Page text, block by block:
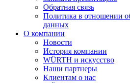
Обратная связь
Политика в отношении
данных
О компании
Новости
История компании
WÜRTH и искусство
Наши партнеры
Клиентам о нас